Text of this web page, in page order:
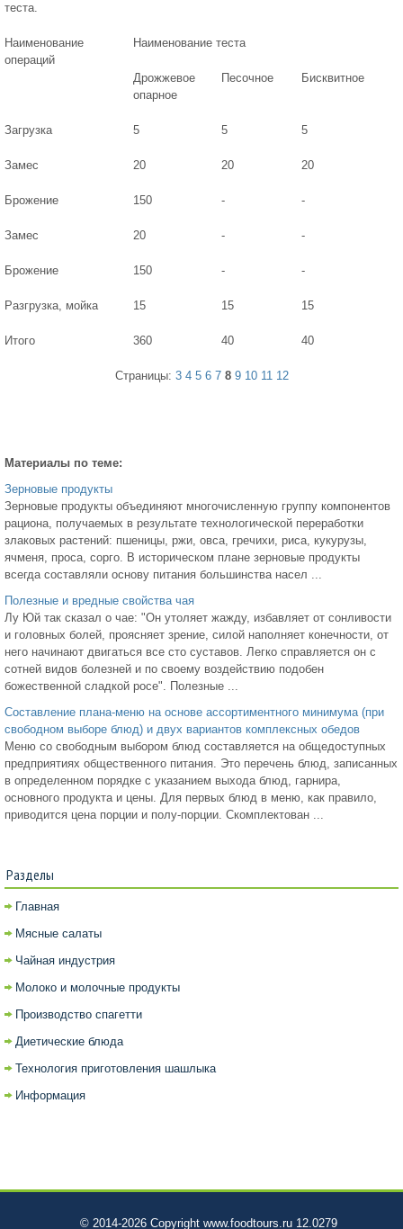
теста.
Наименование
операций
Наименование теста
Дрожжевое
опарное
Песочное Бисквитное
Загрузка 5 5 5
Замес 20 20 20
Брожение 150 - -
Замес 20 - -
Брожение 150 - -
Разгрузка, мойка 15 15 15
Итого 360 40 40
Страницы: 3 4 5 6 7 8 9 10 11 12
Материалы по теме:
Зерновые продукты
Зерновые продукты объединяют многочисленную группу компонентов
рациона, получаемых в результате технологической переработки
злаковых растений: пшеницы, ржи, овса, гречихи, риса, кукурузы,
ячменя, проса, сорго. В историческом плане зерновые продукты
всегда составляли основу питания большинства насел ...
Полезные и вредные свойства чая
Лу Юй так сказал о чае: "Он утоляет жажду, избавляет от сонливости
и головных болей, проясняет зрение, силой наполняет конечности, от
него начинают двигаться все сто суставов. Легко справляется он с
сотней видов болезней и по своему воздействию подобен
божественной сладкой росе". Полезные ...
Составление плана-меню на основе ассортиментного минимума (при
свободном выборе блюд) и двух вариантов комплексных обедов
Меню со свободным выбором блюд составляется на общедоступных
предприятиях общественного питания. Это перечень блюд, записанных
в определенном порядке с указанием выхода блюд, гарнира,
основного продукта и цены. Для первых блюд в меню, как правило,
приводится цена порции и полу-порции. Скомплектован ...
Разделы
Главная
Мясные салаты
Чайная индустрия
Молоко и молочные продукты
Производство спагетти
Диетические блюда
Технология приготовления шашлыка
Информация
© 2014-2026 Copyright www.foodtours.ru 12.0279